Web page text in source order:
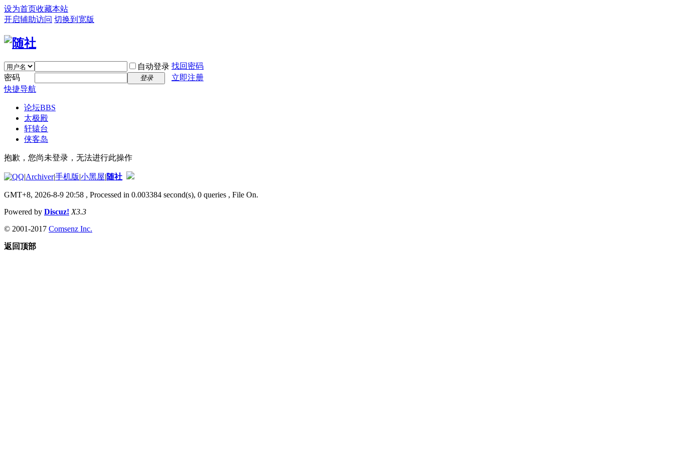
设为首页收藏本站
开启辅助访问 切换到宽版
自动登录 找回密码
密码
登录
立即注册
快捷导航
论坛BBS
太极殿
轩辕台
侠客岛
抱歉，您尚未登录，无法进行此操作
|Archiver|手机版|小黑屋|随社
GMT+8, 2026-8-9 20:58 , Processed in 0.003384 second(s), 0 queries , File On.
Powered by Discuz! X3.3
© 2001-2017 Comsenz Inc.
返回顶部